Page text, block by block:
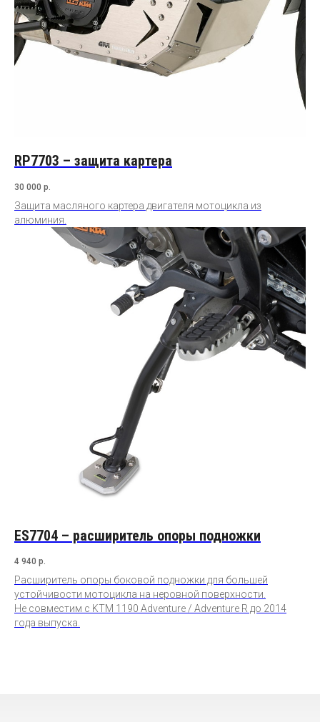
RP7703 – защита картера
30 000 р.
Защита масляного картера двигателя мотоцикла из
алюминия.
ES7704 – расширитель опоры подножки
4 940 р.
Расширитель опоры боковой подножки для большей
устойчивости мотоцикла на неровной поверхности.
Не совместим с KTM 1190 Adventure / Adventure R до 2014
года выпуска.